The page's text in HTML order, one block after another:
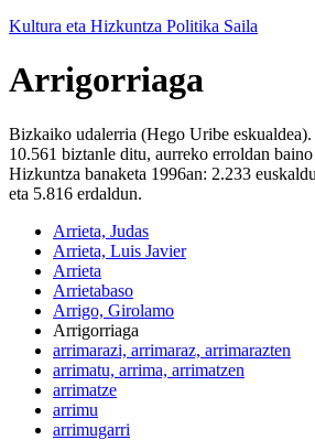
Kultura eta Hizkuntza Politika Saila
Arrigorriaga
Bizkaiko udalerria (Hego Uribe eskualdea).
10.561 biztanle ditu, aurreko erroldan
Hizkuntza banaketa 1996an: 2.233
eta 5.816 erdaldun.
Arrieta, Judas
Arrieta, Luis Javier
Arrieta
Arrietabaso
Arrigo, Girolamo
Arrigorriaga
arrimarazi, arrimaraz, arrimarazten
arrimatu, arrima, arrimatzen
arrimatze
arrimu
arrimugarri